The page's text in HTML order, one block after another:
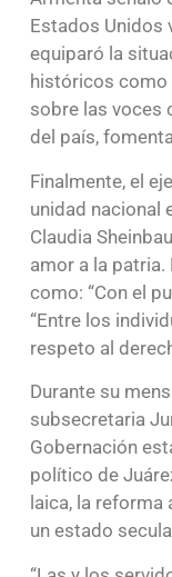
Estados Unidos
equiparó la
históricos como
sobre las voces
del país,
Finalmente, el
unidad nacional
Claudia
amor a la
como: “Con el
“Entre los
respeto al
Durante su
subsecretaria
Gobernación
político de
laica, la
un estado